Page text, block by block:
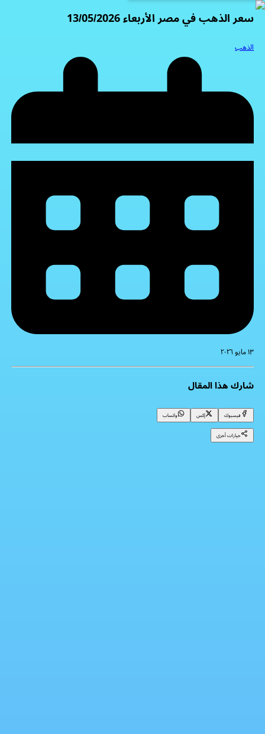
سعر الذهب في مصر الأربعاء 13/05/2026
الذهب
١٣ مايو ٢٠٢٦
شارك هذا المقال
فيسبوك إكس
واتساب
خيارات أخرى